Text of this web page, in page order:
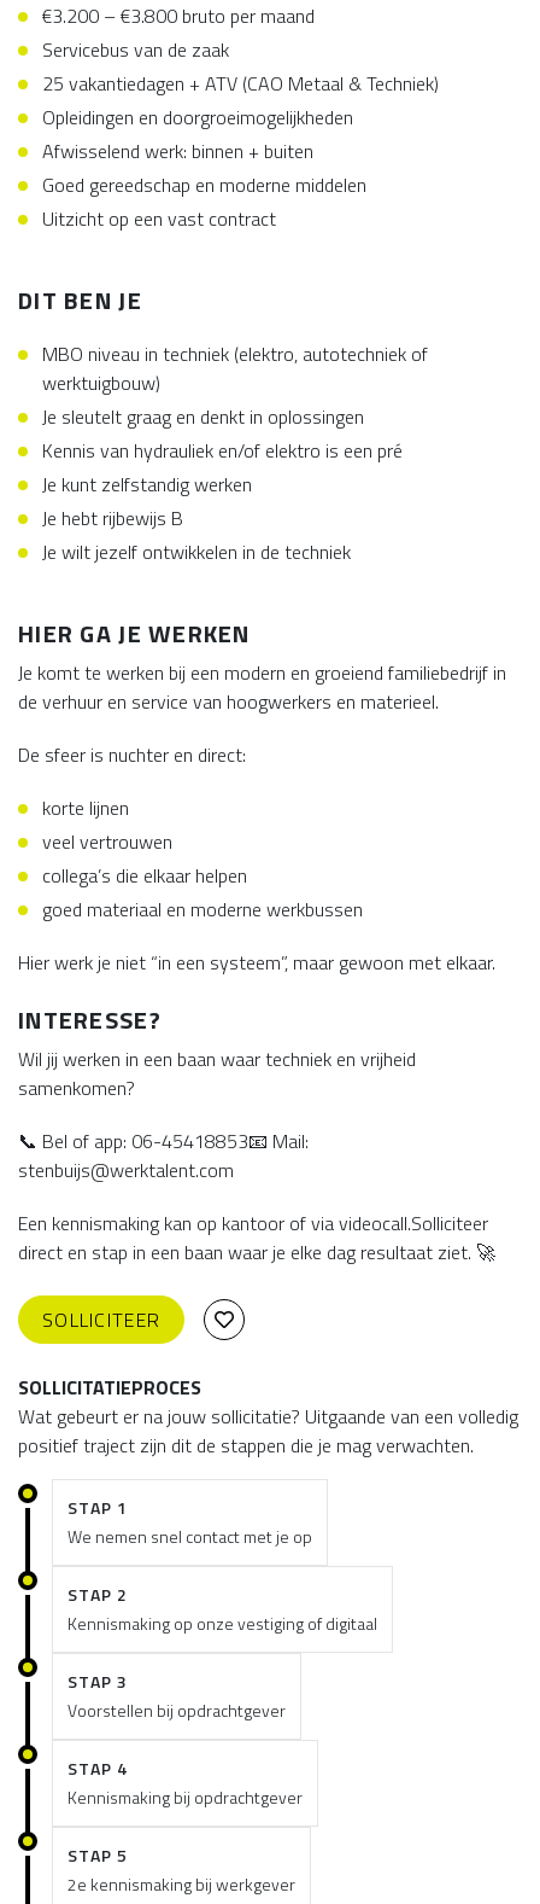
€3.200 – €3.800 bruto per maand
Servicebus van de zaak
25 vakantiedagen + ATV (CAO Metaal & Techniek)
Opleidingen en doorgroeimogelijkheden
Afwisselend werk: binnen + buiten
Goed gereedschap en moderne middelen
Uitzicht op een vast contract
DIT BEN JE
MBO niveau in techniek (elektro, autotechniek of
werktuigbouw)
Je sleutelt graag en denkt in oplossingen
Kennis van hydrauliek en/of elektro is een pré
Je kunt zelfstandig werken
Je hebt rijbewijs B
Je wilt jezelf ontwikkelen in de techniek
HIER GA JE WERKEN
Je komt te werken bij een modern en groeiend familiebedrijf in
de verhuur en service van hoogwerkers en materieel.
De sfeer is nuchter en direct:
korte lijnen
veel vertrouwen
collega’s die elkaar helpen
goed materiaal en moderne werkbussen
Hier werk je niet “in een systeem”, maar gewoon met elkaar.
INTERESSE?
Wil jij werken in een baan waar techniek en vrijheid
samenkomen?
📞 Bel of app: 06-45418853📧 Mail:
stenbuijs@werktalent.com
Een kennismaking kan op kantoor of via videocall.Solliciteer
direct en stap in een baan waar je elke dag resultaat ziet. 🚀
SOLLICITEER
SOLLICITATIEPROCES
Wat gebeurt er na jouw sollicitatie? Uitgaande van een volledig
positief traject zijn dit de stappen die je mag verwachten.
STAP 1
We nemen snel contact met je op
STAP 2
Kennismaking op onze vestiging of digitaal
STAP 3
Voorstellen bij opdrachtgever
STAP 4
Kennismaking bij opdrachtgever
STAP 5
2e kennismaking bij werkgever